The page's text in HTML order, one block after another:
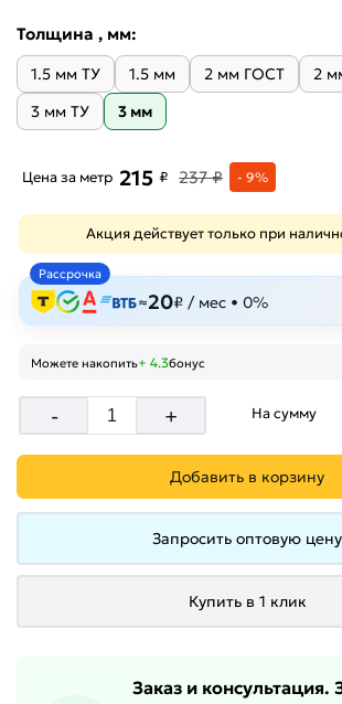
Толщина , мм:
1.5 мм ТУ 1.5 мм 2 мм ГОСТ 2
3 мм ТУ
3 мм
Цена за метр 215 ₽ 237 ₽ - 9%
Акция действует только при
Рассрочка
≈20₽ / мес • 0%
Можете накопить+ 4.3бонус
- + На сумму
Добавить в корзину
Запросить оптовую цену
Купить в 1 клик
Заказ и консультация.